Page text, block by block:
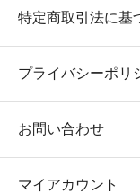
特定商取引法に基
プライバシーポリ
お問い合わせ
マイアカウント